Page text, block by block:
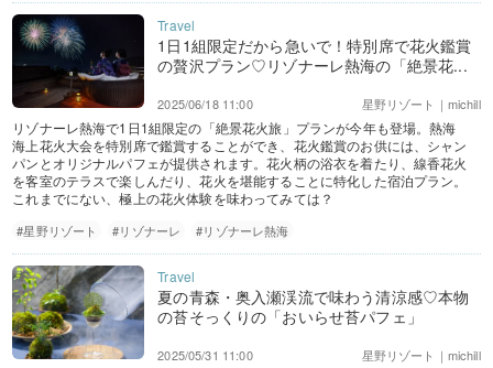
1日1組限定だから急いで！特別席で花火鑑賞
の贅沢プラン♡リゾナーレ熱海の「絶景花...
星野リゾート｜michill
2025/06/18 11:00
リゾナーレ熱海で1日1組限定の「絶景花火旅」プランが今年も登場。熱海
海上花火大会を特別席で鑑賞することができ、花火鑑賞のお供には、シャン
パンとオリジナルパフェが提供されます。花火柄の浴衣を着たり、線香花火
を客室のテラスで楽しんだり、花火を堪能することに特化した宿泊プラン。
これまでにない、極上の花火体験を味わってみては？
#星野リゾート #リゾナーレ #リゾナーレ熱海
夏の青森・奥入瀬渓流で味わう清涼感♡本物
の苔そっくりの「おいらせ苔パフェ」
星野リゾート｜michill
2025/05/31 11:00